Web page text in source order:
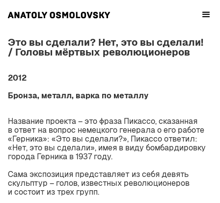
Это вы сделали? Нет, это вы сделали!
/ Головы мёртвых революционеров
2012
‍Бронза, металл, варка по металлу
Название проекта – это фраза Пикассо, сказанная
в ответ на вопрос немецкого генерала о его работе
«Герника»: «Это вы сделали?», Пикассо ответил:
«Нет, это вы сделали», имея в виду бомбардировку
города Герника в 1937 году.
Сама экспозиция представляет из себя девять
скульптур – голов, известных революционеров
и состоит из трех групп.